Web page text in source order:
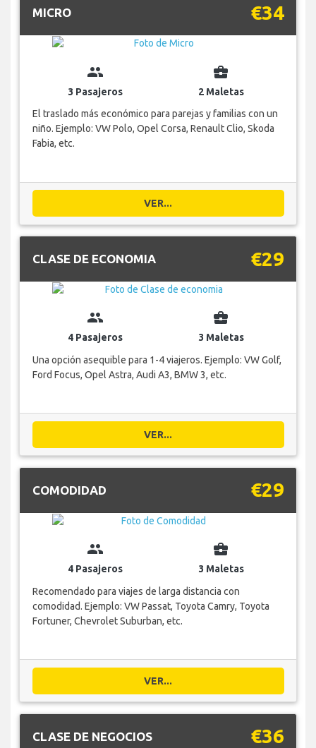
MICRO €34
group
3 Pasajeros
business_center
2 Maletas
El traslado más económico para parejas y familias con un
niño. Ejemplo: VW Polo, Opel Corsa, Renault Clio, Skoda
Fabia, etc.
VER...
CLASE DE ECONOMIA €29
group
4 Pasajeros
business_center
3 Maletas
Una opción asequible para 1-4 viajeros. Ejemplo: VW Golf,
Ford Focus, Opel Astra, Audi A3, BMW 3, etc.
VER...
COMODIDAD €29
group
4 Pasajeros
business_center
3 Maletas
Recomendado para viajes de larga distancia con
comodidad. Ejemplo: VW Passat, Toyota Camry, Toyota
Fortuner, Chevrolet Suburban, etc.
VER...
CLASE DE NEGOCIOS €36